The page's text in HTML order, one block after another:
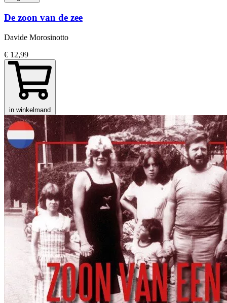
De zoon van de zee
Davide Morosinotto
€ 12,99
in winkelmand